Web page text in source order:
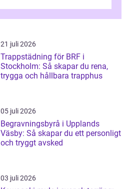
21 juli 2026
Trappstädning för BRF i
Stockholm: Så skapar du rena,
trygga och hållbara trapphus
05 juli 2026
Begravningsbyrå i Upplands
Väsby: Så skapar du ett personligt
och tryggt avsked
03 juli 2026